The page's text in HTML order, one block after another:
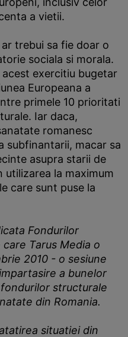
a vietii.
trebui sa fie doar o
sociala si morala.
exercitiu bugetar
Europeana a
primele 10 prioritati
Iar daca,
romanesc
subfinantarii, macar sa
asupra starii de
la maximum
care sunt puse la
Fondurilor
Tarus Media o
2010 - o sesiune
a bunelor
structurale
din Romania.
situatiei din